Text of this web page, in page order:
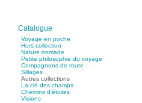
Catalogue
Voyage en poche
Hors collection
Nature nomade
Petite philosophie du voyage
Compagnons de route
Sillages
Autres collections
La clé des champs
Chemins d’étoiles
Visions